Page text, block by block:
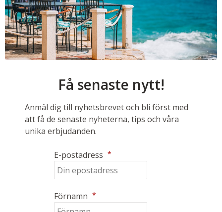
Få senaste nytt!
Anmäl dig till nyhetsbrevet och bli först med
att få de senaste nyheterna, tips och våra
unika erbjudanden.
E-postadress *
Förnamn *